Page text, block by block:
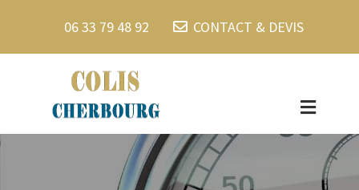
06 33 79 48 92 CONTACT & DEVIS